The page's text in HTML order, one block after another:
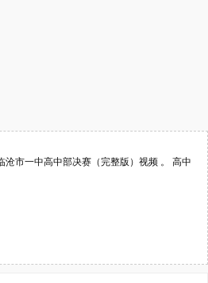
沧市一中高中部决赛（完整版）视频 。 高中